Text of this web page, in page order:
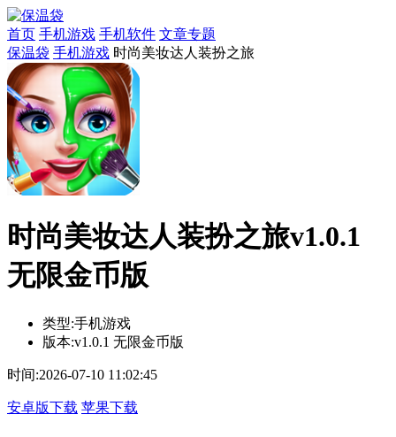
首页 手机游戏 手机软件 文章专题
保温袋 手机游戏 时尚美妆达人装扮之旅
时尚美妆达人装扮之旅v1.0.1
无限金币版
类型:手机游戏
版本:v1.0.1 无限金币版
时间:2026-07-10 11:02:45
安卓版下载 苹果下载